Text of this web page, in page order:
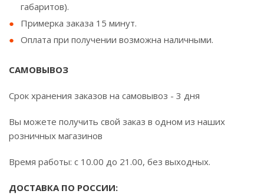
габаритов).
Примерка заказа 15 минут.
Оплата при получении возможна наличными.
САМОВЫВОЗ
Срок хранения заказов на самовывоз - 3 дня
Вы можете получить свой заказ в одном из наших
розничных магазинов
Время работы: с 10.00 до 21.00, без выходных.
ДОСТАВКА ПО РОССИИ: